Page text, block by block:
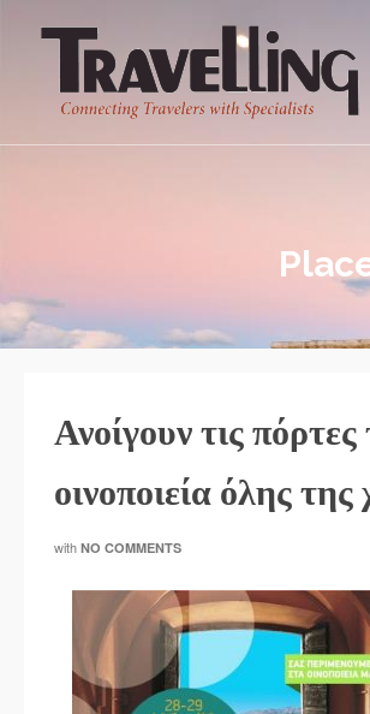
Ανοίγουν τις
οινοποιεία όλης
with NO COMMENTS